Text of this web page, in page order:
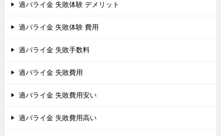
過バライ金 失敗体験 デメリット
過バライ金 失敗体験 費用
過バライ金 失敗手数料
過バライ金 失敗費用
過バライ金 失敗費用安い
過バライ金 失敗費用高い